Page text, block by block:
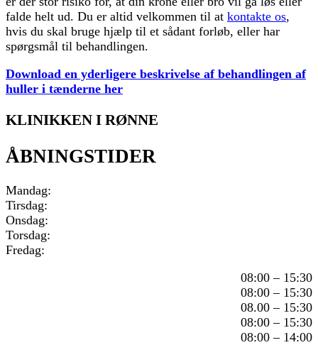
falde helt ud. Du er altid velkommen til at kontakte os,
hvis du skal bruge hjælp til et sådant forløb, eller har
spørgsmål til behandlingen.
Download en yderligere beskrivelse af behandlingen af
huller i tænderne her
KLINIKKEN I RØNNE
ÅBNINGSTIDER
Mandag:
Tirsdag:
Onsdag:
Torsdag:
Fredag:
08:00 – 15:30
08:00 – 15:30
08.00 – 15:30
08:00 – 15:30
08:00 – 14:00